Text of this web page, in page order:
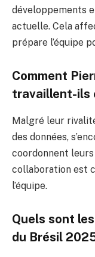
développements
actuelle. Cela
prépare l’équipe
Comment
travaillent-ils
Malgré leur
des données,
coordonnent
collaboration est
l’équipe.
Quels sont
du Brésil